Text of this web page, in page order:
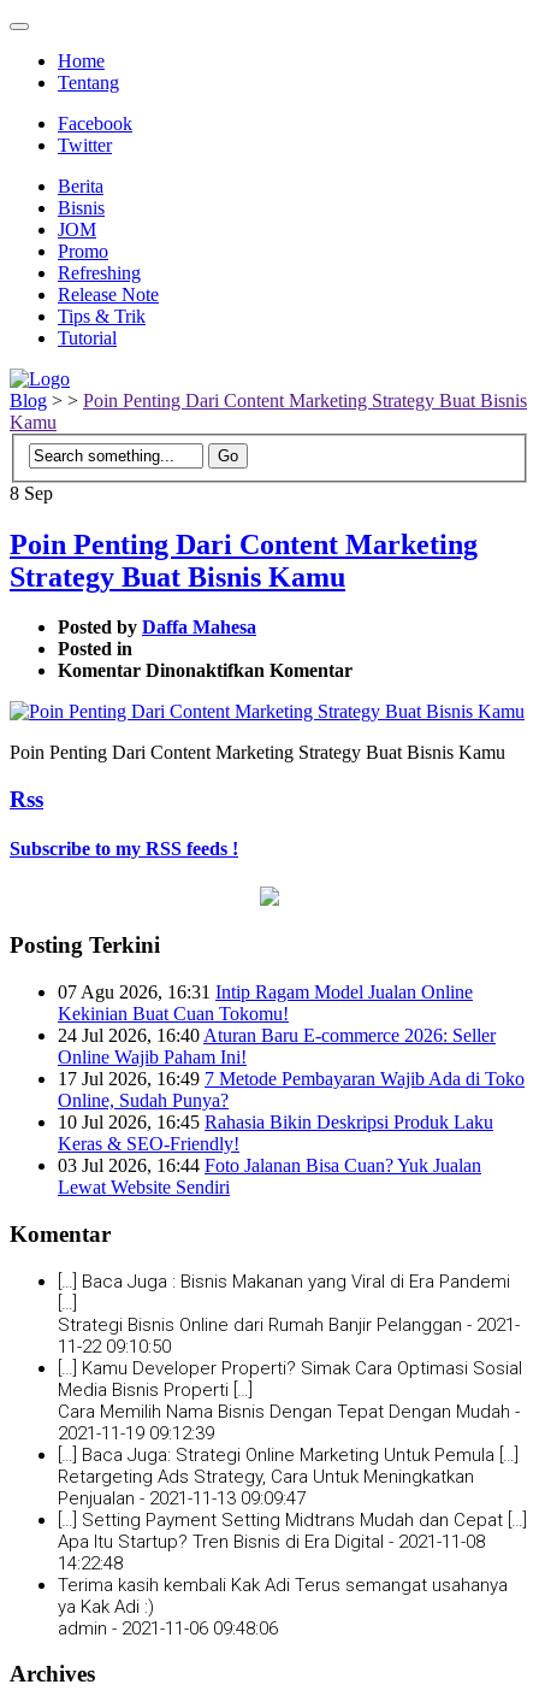
Home
Tentang
Facebook
Twitter
Berita
Bisnis
JOM
Promo
Refreshing
Release Note
Tips & Trik
Tutorial
Blog > > Poin Penting Dari Content Marketing Strategy Buat Bisnis
Kamu
8 Sep
Poin Penting Dari Content Marketing
Strategy Buat Bisnis Kamu
Posted by Daffa Mahesa
Posted in
Komentar Dinonaktifkan pada
Penting
Content
Komentar
Poin Penting Dari Content Marketing Strategy Buat Bisnis Kamu
Rss
Subscribe to my RSS feeds !
Posting Terkini
07 Agu 2026, 16:31 Intip Ragam Model Jualan Online
Kekinian Buat Cuan Tokomu!
24 Jul 2026, 16:40 Aturan Baru E-commerce 2026: Seller
Online Wajib Paham Ini!
17 Jul 2026, 16:49 7 Metode Pembayaran Wajib Ada di Toko
Online, Sudah Punya?
10 Jul 2026, 16:45 Rahasia Bikin Deskripsi Produk Laku
Keras & SEO-Friendly!
03 Jul 2026, 16:44 Foto Jalanan Bisa Cuan? Yuk Jualan
Lewat Website Sendiri
Komentar
[…] Baca Juga : Bisnis Makanan yang Viral di Era Pandemi
Strategi Bisnis Online dari Rumah Banjir Pelanggan - 2021-
11-22 09:10:50
[…] Kamu Developer Properti? Simak Cara Optimasi Sosial
Media Bisnis Properti […]
Cara Memilih Nama Bisnis Dengan Tepat Dengan Mudah -
2021-11-19 09:12:39
[…] Baca Juga: Strategi Online Marketing Untuk Pemula […]
Retargeting Ads Strategy, Cara Untuk Meningkatkan
Penjualan - 2021-11-13 09:09:47
[…] Setting Payment Setting Midtrans Mudah dan Cepat […]
Apa Itu Startup? Tren Bisnis di Era Digital - 2021-11-08
14:22:48
Terima kasih kembali Kak Adi Terus semangat usahanya
ya Kak Adi :)
admin - 2021-11-06 09:48:06
Archives